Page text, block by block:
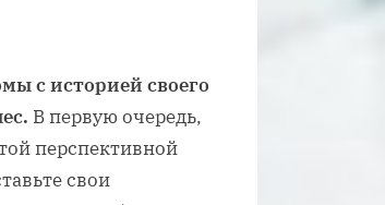
с историей своего
В первую очередь,
перспективной
свои